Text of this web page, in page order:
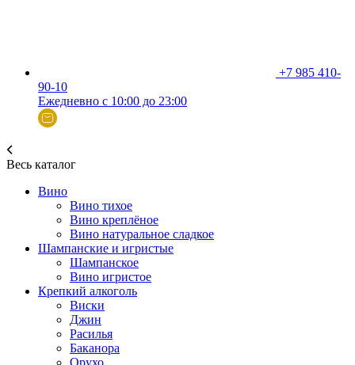
+7 985 410-
90-10
Ежедневно с 10:00 до 23:00
Весь каталог
Вино
Вино тихое
Вино креплёное
Вино натуральное сладкое
Шампанские и игристые
Шампанское
Вино игристое
Крепкий алкоголь
Виски
Джин
Расилья
Баканора
Орухо